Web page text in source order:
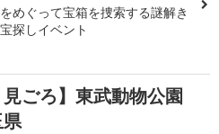
めぐって宝箱を捜索する謎解き
探しイベント
見ごろ】東武動物公園
県